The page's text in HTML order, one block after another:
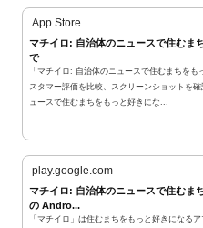
App Store
マチイロ: 自治体のニュースで住むま
で
「マチイロ: 自治体のニュースで住むまちを
スタマー評価を比較、スクリーンショットを
ュースで住むまちをもっと好きにな...
play.google.com
マチイロ: 自治体のニュースで住むま
の Andro...
「マチイロ」は住むまちをもっと好きになる